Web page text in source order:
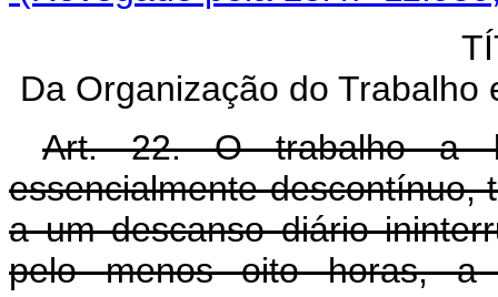
Da Organização do
Art. 22. O trabalho a
essencialmente descontínuo,
a um descanso diário
pelo menos oito horas, a